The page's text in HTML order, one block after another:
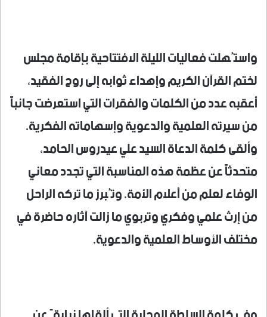
واستُهلت فعاليات الليلة الافتتاحية بإقامة مجلس
لختم القرآن الكريم وإهداء ثوابه إلى روح الفقيد،
أعقبه عدد من الكلمات والفقرات التي استعرضت جانباً
من سيرته العلمية والدعوية وإسهاماته الفكرية.
وألقى كلمة الدعاة السيد علي عيدروس الحامد،
متحدثاً عن عظمة هذه المناسبة التي تجدد معاني
الوفاء لعلم من أعلام الأمة، وتُبرز ما تركه الراحل
من إرث علمي وفكري وتربوي ما زالت آثاره حاضرة في
مختلف الأوساط العلمية والدعوية.